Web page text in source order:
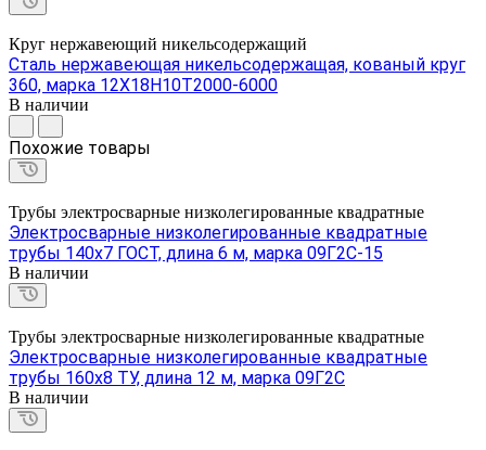
Круг нержавеющий никельсодержащий
Сталь нержавеющая никельсодержащая, кованый круг
360, марка 12Х18Н10Т2000-6000
В наличии
Похожие товары
Трубы электросварные низколегированные квадратные
Электросварные низколегированные квадратные
трубы 140х7 ГОСТ, длина 6 м, марка 09Г2С-15
В наличии
Трубы электросварные низколегированные квадратные
Электросварные низколегированные квадратные
трубы 160х8 ТУ, длина 12 м, марка 09Г2С
В наличии